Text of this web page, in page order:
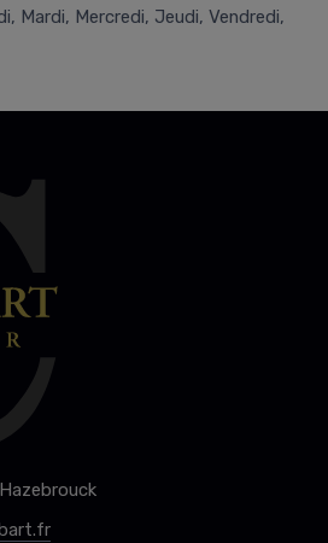
Mardi, Mercredi, Jeudi, Vendredi,